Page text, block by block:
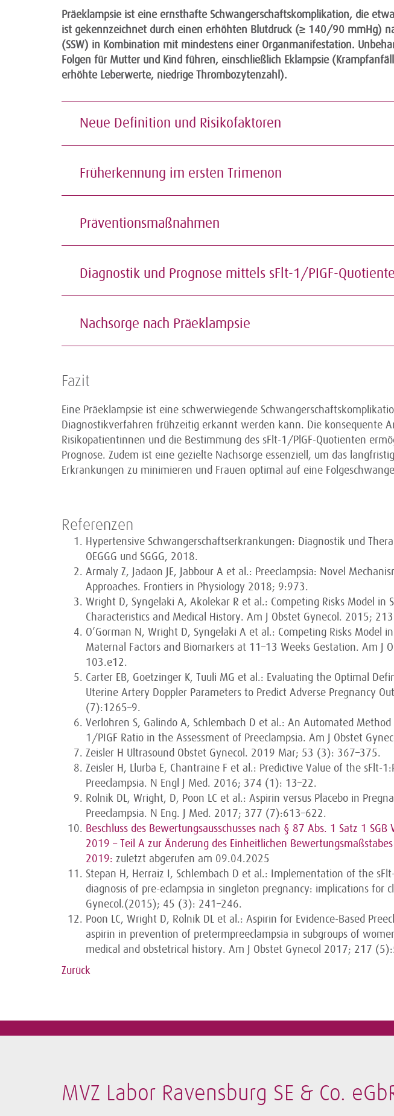
Präeklampsie ist eine ernsthafte Schwangerschaftskomplikation, die
ist gekennzeichnet durch einen erhöhten Blutdruck (≥ 140/90 mmHg)
(SSW) in Kombination mit mindestens einer Organmanifestation.
Folgen für Mutter und Kind führen, einschließlich Eklampsie
erhöhte Leberwerte, niedrige Thrombozytenzahl).
Neue Definition und Risikofaktoren
Früherkennung im ersten Trimenon
Präventionsmaßnahmen
Diagnostik und Prognose mittels sFlt-1/PIGF-
Nachsorge nach Präeklampsie
Fazit
Eine Präeklampsie ist eine schwerwiegende
Diagnostikverfahren frühzeitig erkannt werden kann. Die konsequente
Risikopatientinnen und die Bestimmung des sFlt-1/PlGF-Quotienten
Prognose. Zudem ist eine gezielte Nachsorge essenziell, um das
Erkrankungen zu minimieren und Frauen optimal auf eine
Referenzen
Hypertensive Schwangerschaftserkrankungen: Diagnostik und
OEGGG und SGGG, 2018.
Armaly Z, Jadaon JE, Jabbour A et al.: Preeclampsia: Novel
Approaches. Frontiers in Physiology 2018; 9:973.
Wright D, Syngelaki A, Akolekar R et al.: Competing Risks Model in
Characteristics and Medical History. Am J Obstet Gynecol. 2015;
O’Gorman N, Wright D, Syngelaki A et al.: Competing Risks Model
Maternal Factors and Biomarkers at 11–13 Weeks Gestation. Am
103.e12.
Carter EB, Goetzinger K, Tuuli MG et al.: Evaluating the Optimal
Uterine Artery Doppler Parameters to Predict Adverse Pregnancy
(7):1265–9.
Verlohren S, Galindo A, Schlembach D et al.: An Automated
1/PIGF Ratio in the Assessment of Preeclampsia. Am J Obstet
Zeisler H Ultrasound Obstet Gynecol. 2019 Mar; 53 (3): 367–375.
Zeisler H, Llurba E, Chantraine F et al.: Predictive Value of the sFlt-
Preeclampsia. N Engl J Med. 2016; 374 (1): 13–22.
Rolnik DL, Wright, D, Poon LC et al.: Aspirin versus Placebo in
Preeclampsia. N Eng. J Med. 2017; 377 (7):613–622.
Beschluss des Bewertungsausschusses nach § 87 Abs. 1 Satz 1
2019 – Teil A zur Änderung des Einheitlichen
2019: zuletzt abgerufen am 09.04.2025
Stepan H, Herraiz I, Schlembach D et al.: Implementation of the
diagnosis of pre-eclampsia in singleton pregnancy: implications for
Gynecol.(2015); 45 (3): 241–246.
Poon LC, Wright D, Rolnik DL et al.: Aspirin for Evidence-Based
aspirin in prevention of pretermpreeclampsia in subgroups of
medical and obstetrical history. Am J Obstet Gynecol 2017; 217
Zurück
MVZ Labor Ravensburg SE & Co.